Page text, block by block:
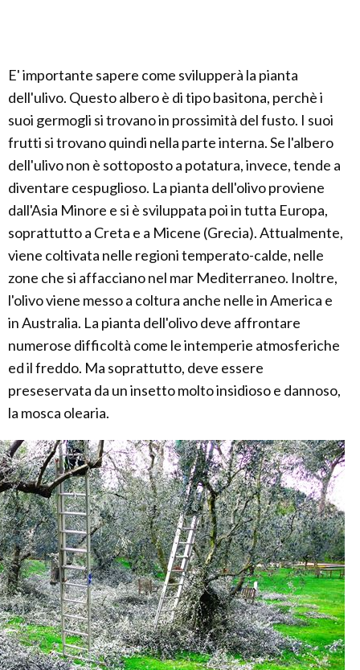
E' importante sapere come svilupperà la pianta
dell'ulivo. Questo albero è di tipo basitona, perchè i
suoi germogli si trovano in prossimità del fusto. I suoi
frutti si trovano quindi nella parte interna. Se l'albero
dell'ulivo non è sottoposto a potatura, invece, tende a
diventare cespuglioso. La pianta dell'olivo proviene
dall'Asia Minore e si è sviluppata poi in tutta Europa,
soprattutto a Creta e a Micene (Grecia). Attualmente,
viene coltivata nelle regioni temperato-calde, nelle
zone che si affacciano nel mar Mediterraneo. Inoltre,
l'olivo viene messo a coltura anche nelle in America e
in Australia. La pianta dell'olivo deve affrontare
numerose difficoltà come le intemperie atmosferiche
ed il freddo. Ma soprattutto, deve essere
preseservata da un insetto molto insidioso e dannoso,
la mosca olearia.